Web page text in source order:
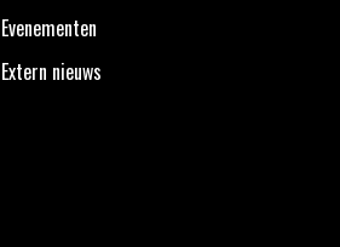
Evenementen
Extern nieuws